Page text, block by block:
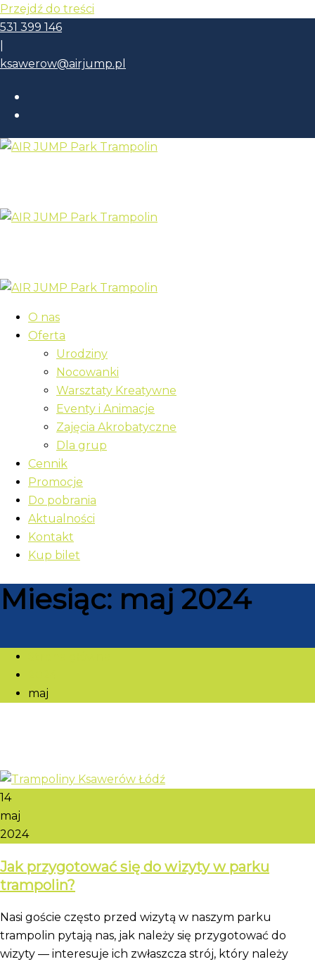
Przejdź do treści
531 399 146
ksawerow@airjump.pl
O nas
Oferta
Urodziny
Nocowanki
Warsztaty Kreatywne
Eventy i Animacje
Zajęcia Akrobatyczne
Dla grup
Cennik
Promocje
Do pobrania
Aktualności
Kontakt
Kup bilet
Miesiąc: maj 2024
maj
14
maj
2024
Jak przygotować się do wizyty w parku
trampolin?
Nasi goście często przed wizytą w naszym parku
trampolin pytają nas, jak należy się przygotować do
wizyty — interesuje ich zwłaszcza strój, który należy